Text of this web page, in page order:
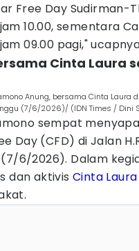
Free Day Sudirman-
10.00, sementara
09.00 pagi,"
Cinta Laura
Anung, bersama Cinta Laura
(7/6/2026)/ (IDN Times / Dini
sempat
Day (CFD) di Jalan
(7/6/2026). Dalam
dan aktivis Cinta Laura